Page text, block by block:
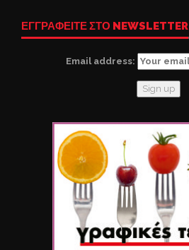
ΕΓΓΡΑΦΕΙΤΕ ΣΤΟ NEWSLETTER
Email address: